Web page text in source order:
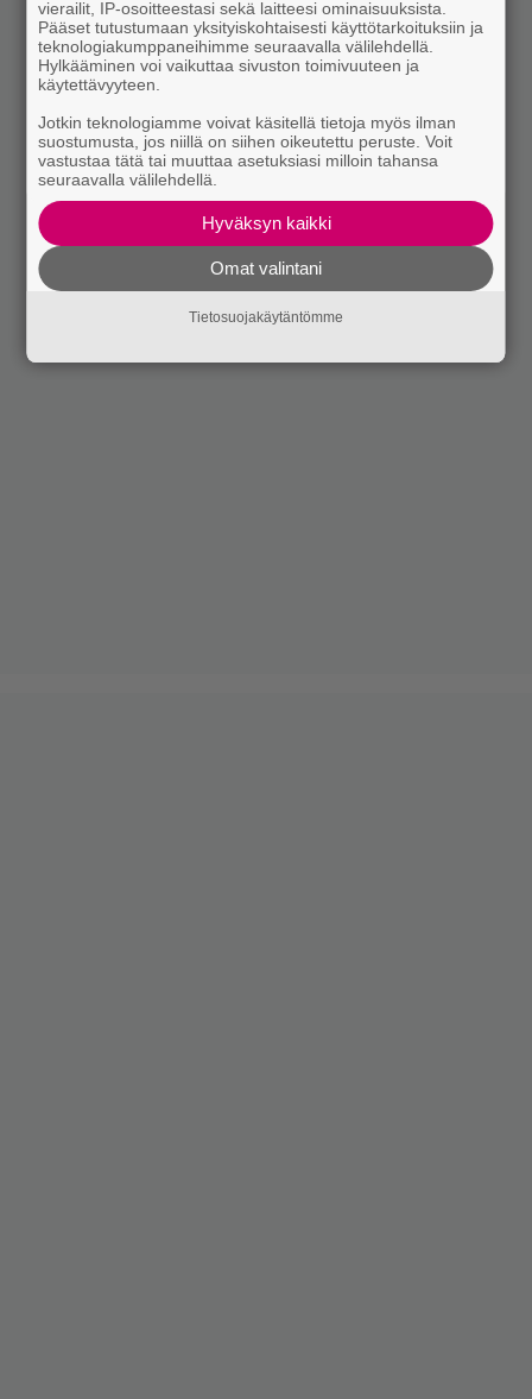
vierailit, IP-osoitteestasi sekä laitteesi ominaisuuksista.
Pääset tutustumaan yksityiskohtaisesti käyttötarkoituksiin ja
teknologiakumppaneihimme seuraavalla välilehdellä.
Hylkääminen voi vaikuttaa sivuston toimivuuteen ja
käytettävyyteen.
Jotkin teknologiamme voivat käsitellä tietoja myös ilman
suostumusta, jos niillä on siihen oikeutettu peruste. Voit
vastustaa tätä tai muuttaa asetuksiasi milloin tahansa
seuraavalla välilehdellä.
Hyväksyn kaikki
Omat valintani
Tietosuojakäytäntömme